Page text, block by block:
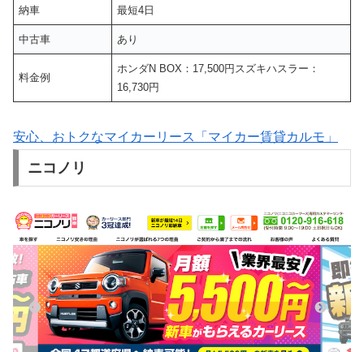
納車 最短4日
中古車 あり
料金例
ホンダN BOX：17,500円スズキハスラー：
16,730円
安心、おトクなマイカーリース「マイカー賃貸カルモ」
ニコノリ